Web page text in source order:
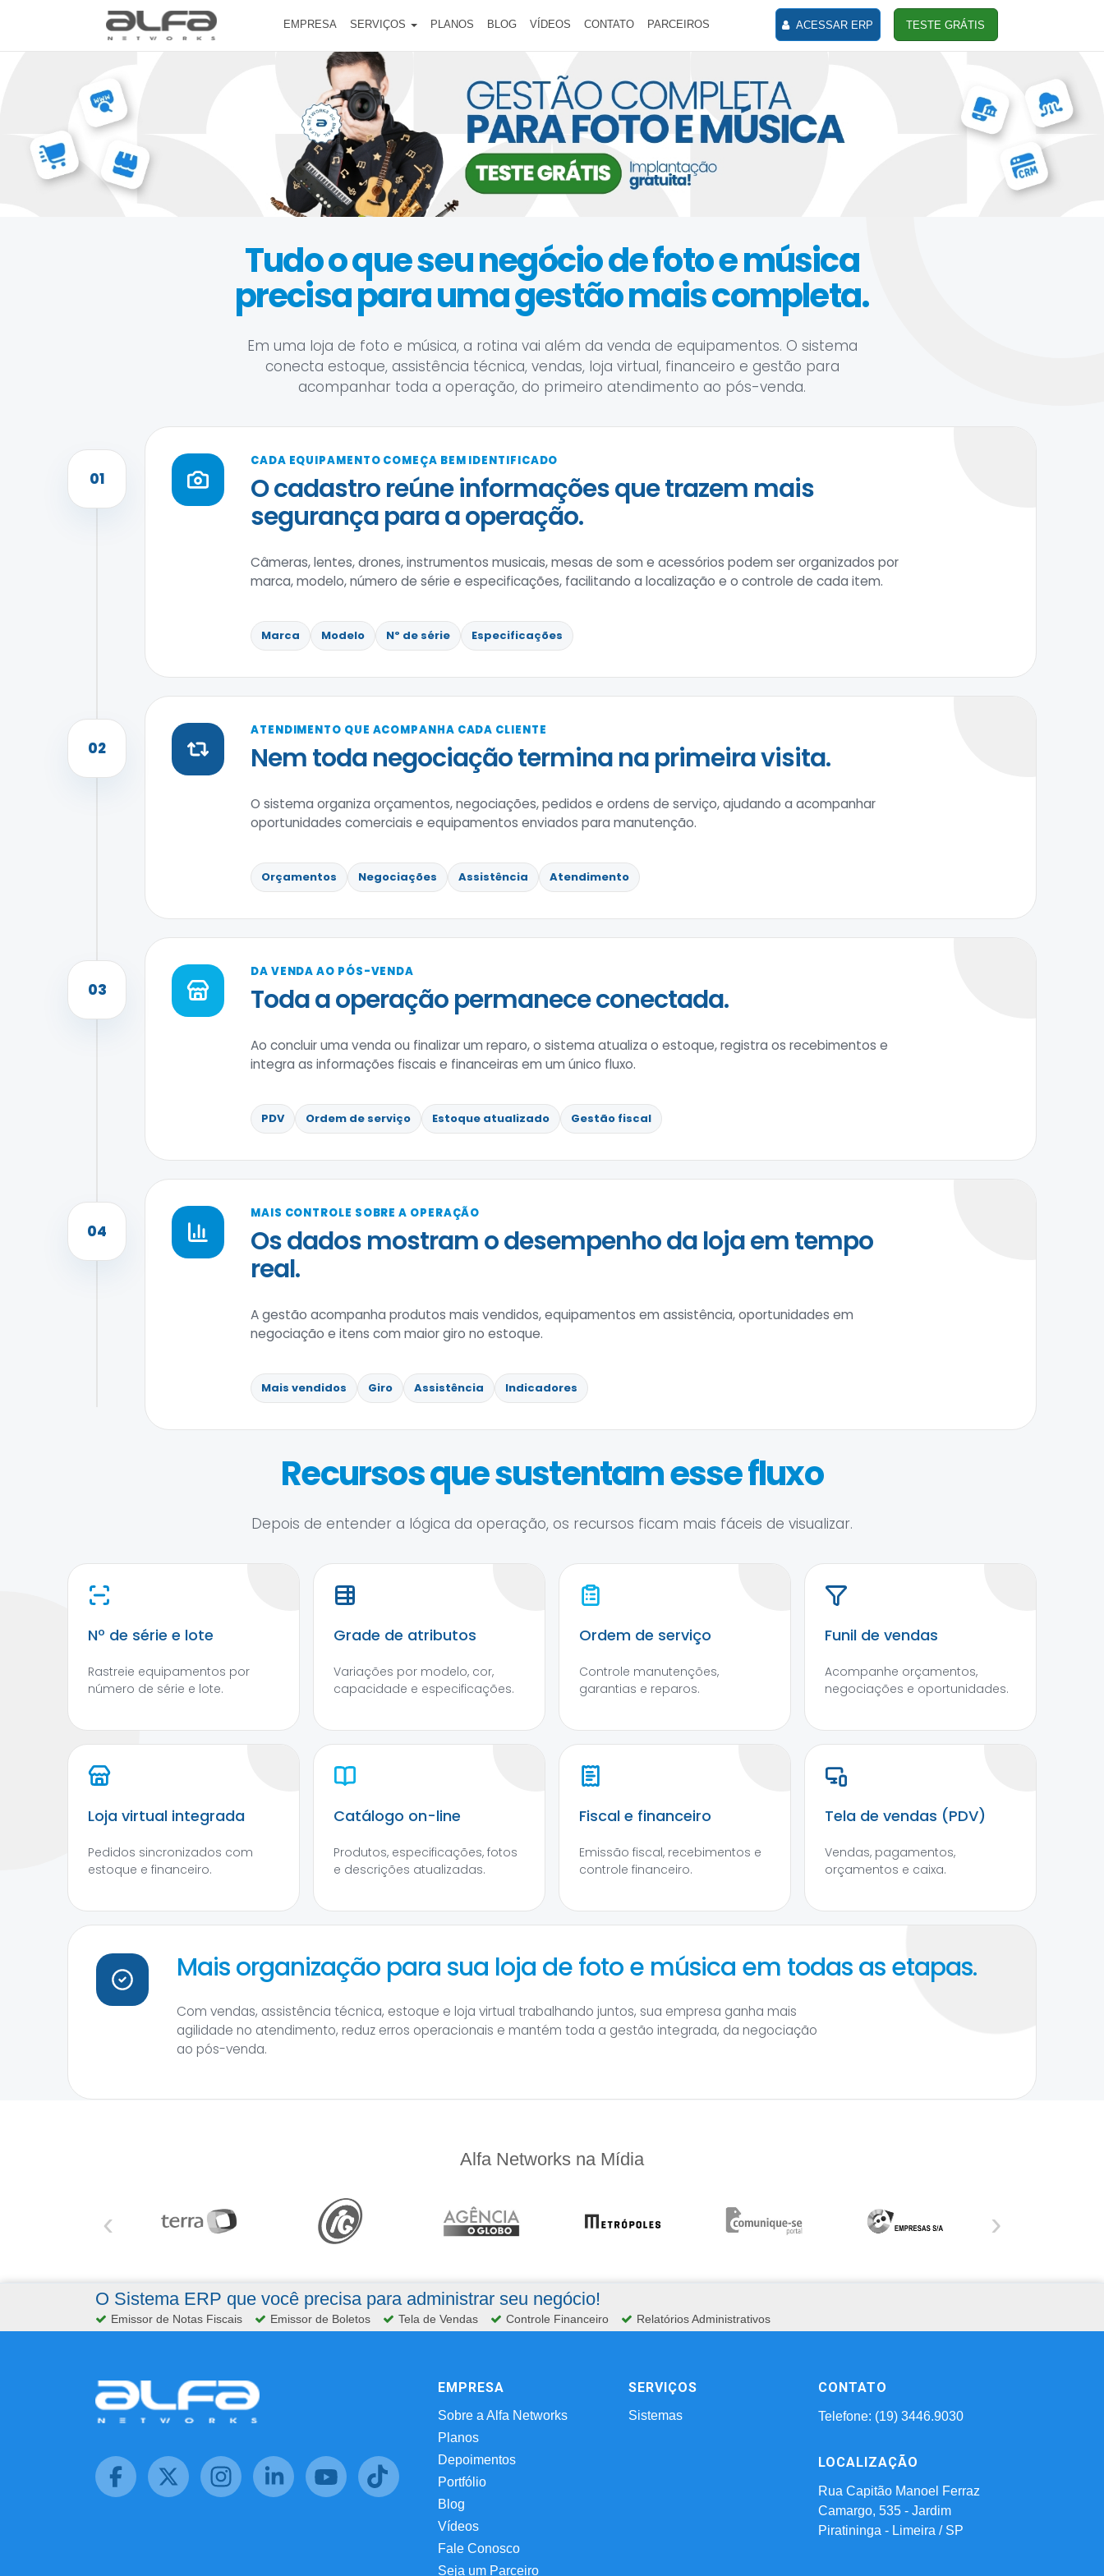
EMPRESA SERVIÇOS PLANOS BLOG VÍDEOS CONTATO PARCEIROS ACESSAR ERP TESTE GRÁTIS
Tudo o que seu negócio de foto e música
precisa para uma gestão mais completa.
Em uma loja de foto e música, a rotina vai além da venda de equipamentos. O sistema
conecta estoque, assistência técnica, vendas, loja virtual, financeiro e gestão para
acompanhar toda a operação, do primeiro atendimento ao pós-venda.
01
CADA EQUIPAMENTO COMEÇA BEM IDENTIFICADO
O cadastro reúne informações que trazem mais
segurança para a operação.
Câmeras, lentes, drones, instrumentos musicais, mesas de som e acessórios podem ser organizados por
marca, modelo, número de série e especificações, facilitando a localização e o controle de cada item.
Marca Modelo Nº de série Especificações
02
ATENDIMENTO QUE ACOMPANHA CADA CLIENTE
Nem toda negociação termina na primeira visita.
O sistema organiza orçamentos, negociações, pedidos e ordens de serviço, ajudando a acompanhar
oportunidades comerciais e equipamentos enviados para manutenção.
Orçamentos Negociações Assistência Atendimento
03
DA VENDA AO PÓS-VENDA
Toda a operação permanece conectada.
Ao concluir uma venda ou finalizar um reparo, o sistema atualiza o estoque, registra os recebimentos e
integra as informações fiscais e financeiras em um único fluxo.
PDV Ordem de serviço Estoque atualizado Gestão fiscal
04
MAIS CONTROLE SOBRE A OPERAÇÃO
Os dados mostram o desempenho da loja em tempo
real.
A gestão acompanha produtos mais vendidos, equipamentos em assistência, oportunidades em
negociação e itens com maior giro no estoque.
Mais vendidos Giro Assistência Indicadores
Recursos que sustentam esse fluxo
Depois de entender a lógica da operação, os recursos ficam mais fáceis de visualizar.
Nº de série e lote
Rastreie equipamentos por
número de série e lote.
Grade de atributos
Variações por modelo, cor,
capacidade e especificações.
Ordem de serviço
Controle manutenções,
garantias e reparos.
Funil de vendas
Acompanhe orçamentos,
negociações e oportunidades.
Loja virtual integrada
Pedidos sincronizados com
estoque e financeiro.
Catálogo on-line
Produtos, especificações, fotos
e descrições atualizadas.
Fiscal e financeiro
Emissão fiscal, recebimentos e
controle financeiro.
Tela de vendas (PDV)
Vendas, pagamentos,
orçamentos e caixa.
Mais organização para sua loja de foto e música em todas as etapas.
Com vendas, assistência técnica, estoque e loja virtual trabalhando juntos, sua empresa ganha mais
agilidade no atendimento, reduz erros operacionais e mantém toda a gestão integrada, da negociação
ao pós-venda.
Alfa Networks na Mídia
‹ ›
O Sistema ERP que você precisa para administrar seu negócio!
Emissor de Notas Fiscais Emissor de Boletos Tela de Vendas Controle Financeiro Relatórios Administrativos
EMPRESA
Sobre a Alfa Networks
Planos
Depoimentos
Portfólio
Blog
Vídeos
Fale Conosco
Seja um Parceiro
SERVIÇOS
Sistemas
CONTATO
Telefone: (19) 3446.9030
LOCALIZAÇÃO
Rua Capitão Manoel Ferraz
Camargo, 535 - Jardim
Piratininga - Limeira / SP